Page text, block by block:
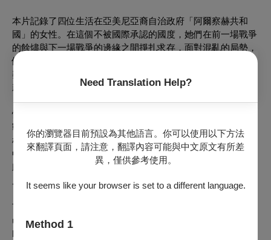
Need Translation Help?
你的瀏覽器目前預設為其他語言。你可以使用以下方法
來翻譯頁面，請注意，翻譯內容可能與中文原文有所差
異，僅供參考使用。
It seems like your browser is set to a different language.
Method 1
本片記錄了四位生活在亞美尼亞裔自治政府「阿爾察赫共和
國」的女性。在這個不被國際承認的國度，她們在前一場戰爭
的餘燼與下一場戰爭的邊緣之間掙扎求存，面對混亂的局勢，
依然懷抱著希望，在廢墟中重建生活。本片原欲以沉靜視角觀
察戰後女性的日常，當戰火再次爆發，旋即轉變為急迫亦更顯
親密的生命見證。
懷著奧運夢想的柔道冠軍選擇拾起槍奔赴前線；政治菁英轉為
戰地記者；獨自撫養三名女兒的排雷員在戰火中守護平民；人
權工作者在保守政權的威脅與惡意下，建立起當地唯一的婦女
中心協助受暴婦女，戰後持續為流離失所的女性與家庭提供協
助。當家園成為失落的神話，她們的記憶與故事，成為永遠的
反抗與見證。
There Was, There Was Not
unrecognized Republic of Artsakh as they navigate life
between wars. What begins as a quiet reflection on post-